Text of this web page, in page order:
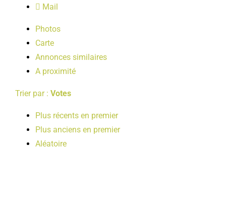
LOISIRS
PUBLICATIONS
Mail
Photos
Carte
Annonces similaires
A proximité
Trier par : Votes
Plus récents en premier
Plus anciens en premier
Aléatoire